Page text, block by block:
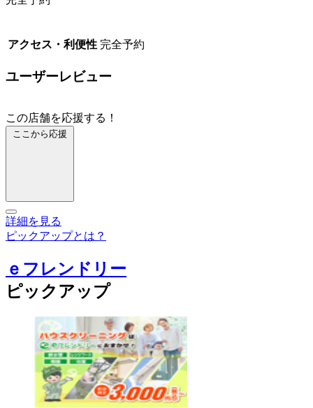
アクセス・利便性 完全予約
ユーザーレビュー
この店舗を応援する！
ここから応援
詳細を見る
ピックアップとは？
ｅフレンドリー
ピックアップ